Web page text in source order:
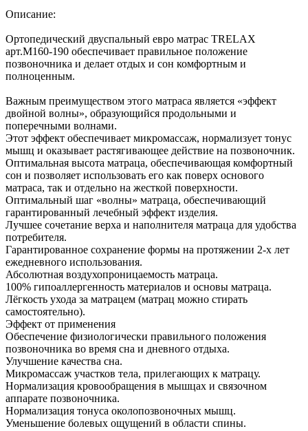
Описание:
Ортопедический двуспальный евро матрас TRELAX
арт.М160-190 обеспечивает правильное положение
позвоночника и делает отдых и сон комфортным и
полноценным.
Важным преимуществом этого матраса является «эффект
двойной волны», образующийся продольными и
поперечными волнами.
Этот эффект обеспечивает микромассаж, нормализует тонус
мышц и оказывает растягивающее действие на позвоночник.
Оптимальная высота матраца, обеспечивающая комфортный
сон и позволяет использовать его как поверх основого
матраса, так и отдельно на жесткой поверхности.
Оптимальный шаг «волны» матраца, обеспечивающий
гарантированный лечебный эффект изделия.
Лучшее сочетание верха и наполнителя матраца для удобства
потребителя.
Гарантированное сохранение формы на протяжении 2-х лет
ежедневного использования.
Абсолютная воздухопроницаемость матраца.
100% гипоаллергенность материалов и основы матраца.
Лёгкость ухода за матрацем (матрац можно стирать
самостоятельно).
Эффект от применения
Обеспечение физиологически правильного положения
позвоночника во время сна и дневного отдыха.
Улучшение качества сна.
Микромассаж участков тела, прилегающих к матрацу.
Нормализация кровообращения в мышцах и связочном
аппарате позвоночника.
Нормализация тонуса околопозвоночных мышц.
Уменьшение болевых ощущений в области спины.